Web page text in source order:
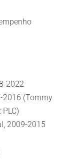
2022
2016 (Tommy
2009-2015